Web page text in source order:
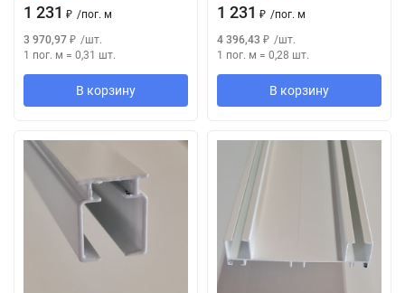
1 231 ₽ /пог. м
3 970,97 ₽ /шт.
1 пог. м = 0,31 шт.
В корзину
1 231 ₽ /пог. м
4 396,43 ₽ /шт.
1 пог. м = 0,28 шт.
В корзину